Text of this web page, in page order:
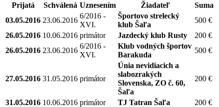
Prijatá Schválená Uznesením Žiadateľ
Suma
03.05.2016 23.06.2016
6/2016 -
XVI.
Športovo strelecký
klub Šaľa
500 €
26.05.2016 10.06.2016 primátor Jazdecký klub Rusty
200 €
26.05.2016 23.06.2016
6/2016 -
XVI.
Klub vodných športov
Barakuda
500 €
27.05.2016 31.05.2016 primátor
Únia nevidiacich a
slabozrakých
Slovenska, ZO č. 60,
Šaľa
200 €
31.05.2016 10.06.2016 primátor TJ Tatran Šaľa
200 €